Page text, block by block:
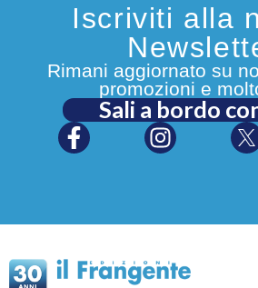
Iscriviti alla
Rimani aggiornato su
promozioni e
Sali a bordo